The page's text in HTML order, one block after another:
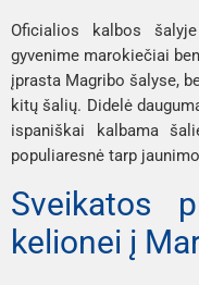
Oficialios kalbos
gyvenime marokiečiai
įprasta Magribo šalyse,
kitų šalių. Didelė
ispaniškai kalbama
populiaresnė tarp
Sveikatos
kelionei į